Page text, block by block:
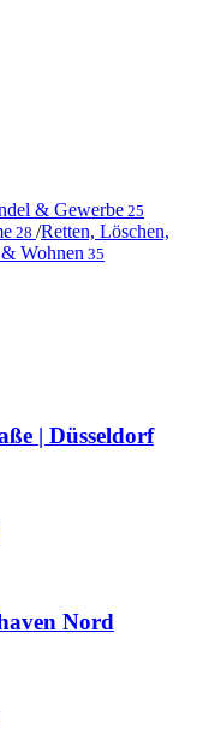
& Gewerbe 25
28 /Retten, Löschen,
Wohnen 35
| Düsseldorf
Nord